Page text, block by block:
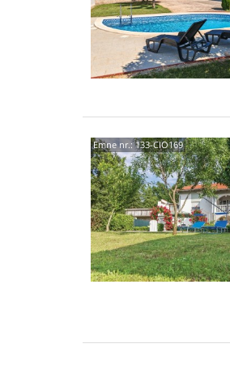
Emne nr.:133-CIO169